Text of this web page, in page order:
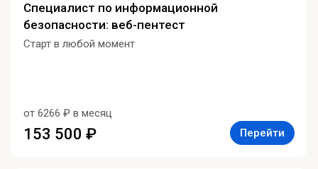
Специалист по информационной
безопасности: веб-пентест
Старт в любой момент
от 6266 ₽ в месяц
153 500 ₽ Перейти